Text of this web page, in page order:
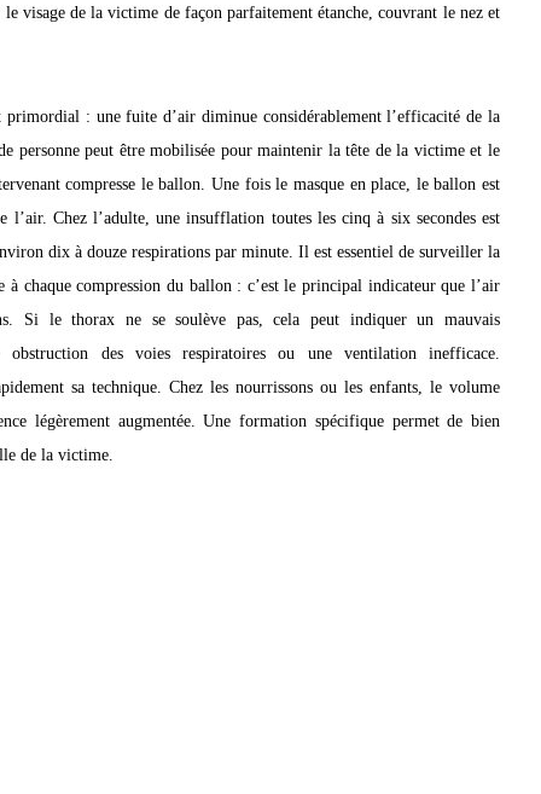
visage de la victime de façon parfaitement étanche, couvrant le nez et
primordial : une fuite d’air diminue considérablement l’efficacité de la
personne peut être mobilisée pour maintenir la tête de la victime et le
compresse le ballon. Une fois le masque en place, le ballon est
l’air. Chez l’adulte, une insufflation toutes les cinq à six secondes est
dix à douze respirations par minute. Il est essentiel de surveiller la
chaque compression du ballon : c’est le principal indicateur que l’air
Si le thorax ne se soulève pas, cela peut indiquer un mauvais
obstruction des voies respiratoires ou une ventilation inefficace.
sa technique. Chez les nourrissons ou les enfants, le volume
légèrement augmentée. Une formation spécifique permet de bien
de la victime.